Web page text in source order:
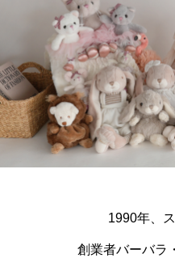
1990年、
創業者バーバラ